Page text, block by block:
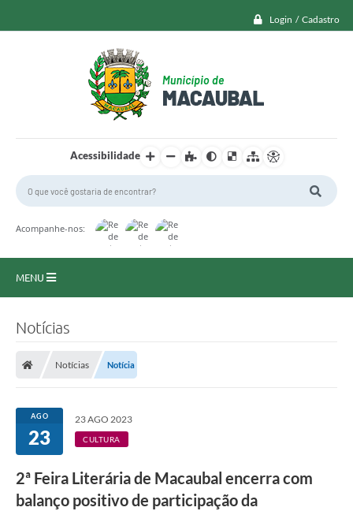
Login / Cadastro
Acessibilidade
Acompanhe-nos:
MENU
Macaubal
Administração
Transparência
Agenda Eventos
Notícias
Notícias Notícia
AGO
23
23 AGO 2023
CULTURA
2ª Feira Literária de Macaubal encerra com
balanço positivo de participação da